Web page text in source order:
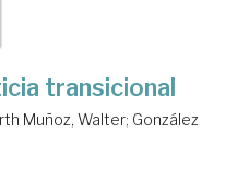
transicional
Muñoz, Walter; González